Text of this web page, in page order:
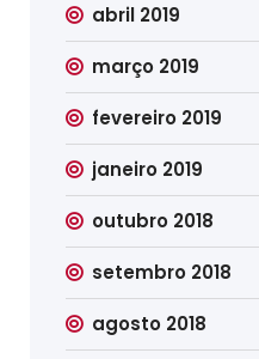
abril 2019
março 2019
fevereiro 2019
janeiro 2019
outubro 2018
setembro 2018
agosto 2018